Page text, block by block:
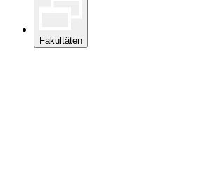
Fakultäten